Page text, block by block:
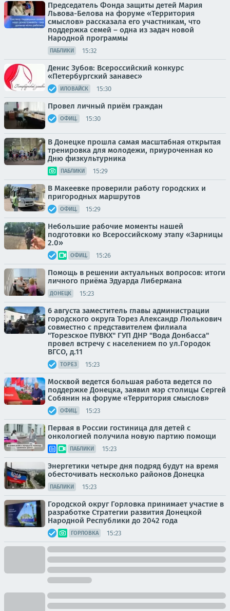
Председатель Фонда защиты детей Мария
Львова-Белова на форуме «Территория
смыслов» рассказала его участникам, что
поддержка семей – одна из задач новой
Народной программы
ПАБЛИКИ 15:32
Денис Зубов: Всероссийский конкурс
«Петербургский занавес»
ИЛОВАЙСК 15:30
Провел личный приём граждан
ОФИЦ. 15:30
В Донецке прошла самая масштабная открытая
тренировка для молодежи, приуроченная ко
Дню физкультурника
ПАБЛИКИ 15:29
В Макеевке проверили работу городских и
пригородных маршрутов
ОФИЦ. 15:29
Небольшие рабочие моменты нашей
подготовки ко Всероссийскому этапу «Зарницы
2.0»
ОФИЦ. 15:26
Помощь в решении актуальных вопросов: итоги
личного приёма Эдуарда Либермана
ДОНЕЦК 15:23
6 августа заместитель главы администрации
городского округа Торез Александр Люлькович
совместно с представителем филиала
"Торезское ПУВКХ" ГУП ДНР "Вода Донбасса"
провел встречу с населением по ул.Городок
ВГСО, д.11
ТОРЕЗ 15:23
Москвой ведется большая работа ведется по
поддержке Донецка, заявил мэр столицы Сергей
Собянин на форуме «Территория смыслов»
ОФИЦ. 15:23
Первая в России гостиница для детей с
онкологией получила новую партию помощи
ПАБЛИКИ 15:23
Энергетики четыре дня подряд будут на время
обесточивать несколько районов Донецка
ПАБЛИКИ 15:23
Городской округ Горловка принимает участие в
разработке Стратегии развития Донецкой
Народной Республики до 2042 года
ГОРЛОВКА 15:23